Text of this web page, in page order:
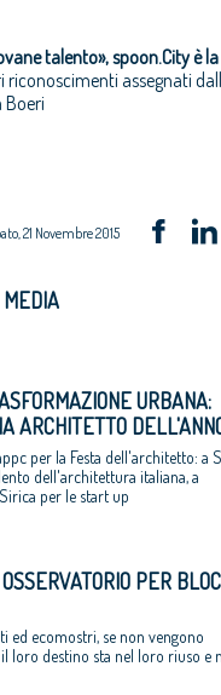
talento», spoon.City è
riconoscimenti assegnati
Boeri
21 Novembre 2015
MEDIA
URBANA:
ARCHITETTO
per la Festa dell'architetto: a
dell'architettura italiana, a
per le start up
PER
ed ecomostri, se non vengono
loro destino sta nel loro riuso e